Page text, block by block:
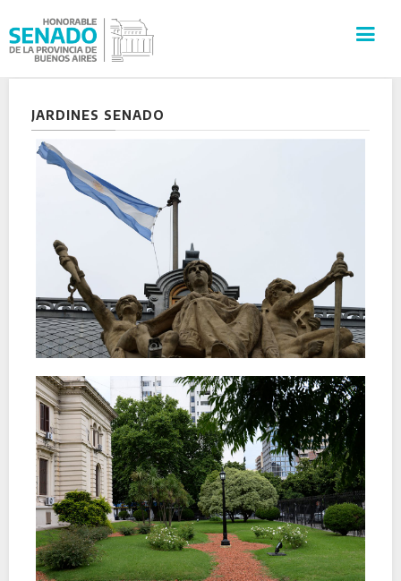
INSTITUCIÓN
PRENSA
CULTURA
VISITAS GUIADAS
CONTACTO
JARDINES SENADO